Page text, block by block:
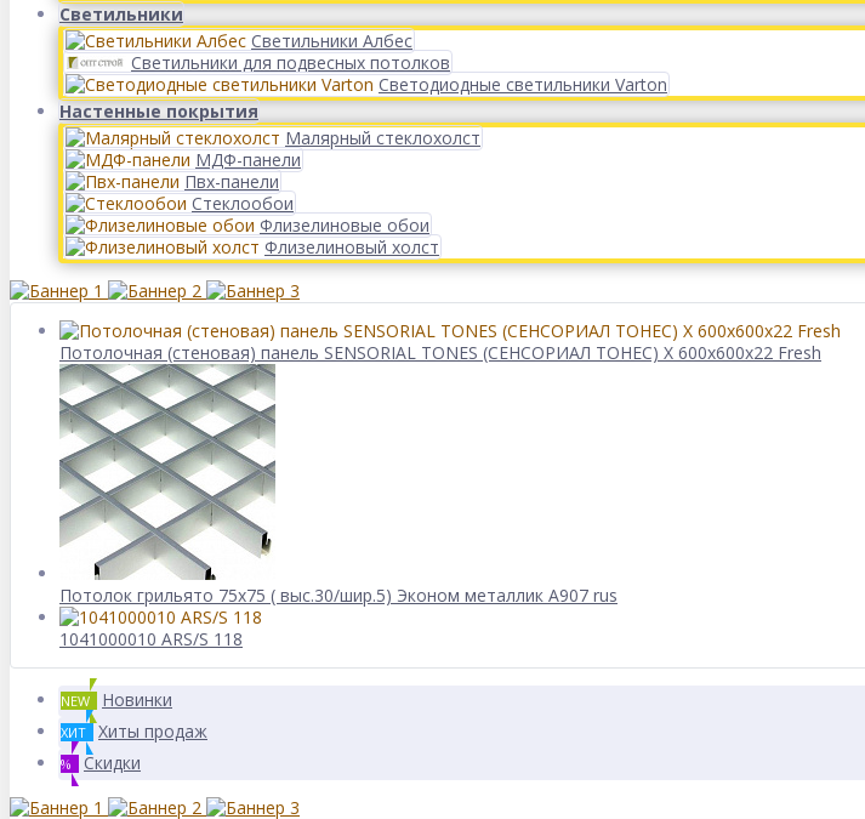
Светильники
Светильники Албес
Светильники для подвесных потолков
Светодиодные светильники Varton
Настенные покрытия
Малярный стеклохолст
МДФ-панели
Пвх-панели
Стеклообои
Флизелиновые обои
Флизелиновый холст
Потолочная (стеновая) панель SENSORIAL TONES (СЕНСОРИАЛ ТОНЕС) X 600x600x22 Fresh
Потолок грильято 75х75 ( выс.30/шир.5) Эконом металлик А907 rus
1041000010 ARS/S 118
NEW Новинки
ХИТ Хиты продаж
% Скидки